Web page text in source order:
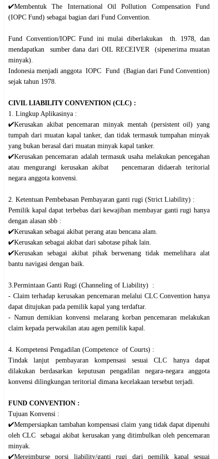
✔️Membentuk The International Oil Pollution Compensation Fund
(IOPC Fund) sebagai bagian dari Fund Convention.
Fund Convention/IOPC Fund ini mulai diberlakukan th. 1978, dan
mendapatkan sumber dana dari OIL RECEIVER (sipenerima muatan
minyak).
Indonesia menjadi anggota IOPC Fund (Bagian dari Fund Convention)
sejak tahun 1978.
CIVIL LIABILITY CONVENTION (CLC) :
1. Lingkup Aplikasinya :
✔️Kerusakan akibat pencemaran minyak mentah (persistent oil) yang
tumpah dari muatan kapal tanker, dan tidak termasuk tumpahan minyak
yang bukan berasal dari muatan minyak kapal tanker.
✔️Kerusakan pencemaran adalah termasuk usaha melakukan pencegahan
atau mengurangi kerusakan akibat pencemaran didaerah teritorial
negara anggota konvensi.
2. Ketentuan Pembebasan Pembayaran ganti rugi (Strict Liability) :
Pemilik kapal dapat terbebas dari kewajiban membayar ganti rugi hanya
dengan alasan sbb :
✔️Kerusakan sebagai akibat perang atau bencana alam.
✔️Kerusakan sebagai akibat dari sabotase pihak lain.
✔️Kerusakan sebagai akibat pihak berwenang tidak memelihara alat
bantu navigasi dengan baik.
3.Permintaan Ganti Rugi (Channeling of Liability) :
- Claim terhadap kerusakan pencemaran melalui CLC Convention hanya
dapat ditujukan pada pemilik kapal yang terdaftar.
- Namun demikian konvensi melarang korban pencemaran melakukan
claim kepada perwakilan atau agen pemilik kapal.
4. Kompetensi Pengadilan (Competence of Courts) :
Tindak lanjut pembayaran kompensasi sesuai CLC hanya dapat
dilakukan berdasarkan keputusan pengadilan negara-negara anggota
konvensi dilingkungan teritorial dimana kecelakaan tersebut terjadi.
FUND CONVENTION :
Tujuan Konvensi :
✔️Mempersiapkan tambahan kompensasi claim yang tidak dapat dipenuhi
oleh CLC sebagai akibat kerusakan yang ditimbulkan oleh pencemaran
minyak.
✔️Mereimburse porsi liability/ganti rugi dari pemilik kapal sesuai